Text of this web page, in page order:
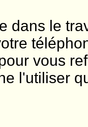
dans le
vous
l'utiliser